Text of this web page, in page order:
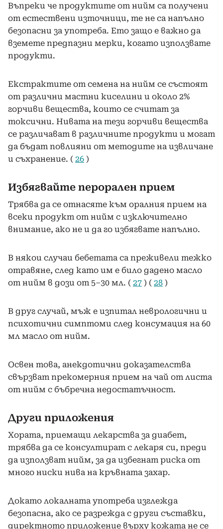
Въпреки че продуктите от нийм са получени
от естествени източници, те не са напълно
безопасни за употреба. Ето защо е важно да
вземете предпазни мерки, когато използвате
продукти.
Екстрактите от семена на нийм се състоят
от различни мастни киселини и около 2%
горчиви вещества, които се считат за
токсични. Нивата на тези горчиви вещества
се различават в различните продукти и могат
да бъдат повлияни от методите на извличане
и съхранение. ( 26 )
Избягвайте перорален прием
Трябва да се отнасяте към оралния прием на
всеки продукт от нийм с изключително
внимание, ако не и да го избягвате напълно.
В някои случаи бебетата са преживели тежко
отравяне, след като им е било дадено масло
от нийм в дози от 5–30 мл. ( 27 ) ( 28 )
В друг случай, мъж е изпитал неврологични и
психотични симптоми след консумация на 60
мл масло от нийм.
Освен това, анекдотични доказателства
свързват прекомерния прием на чай от листа
от нийм с бъбречна недостатъчност.
Други приложения
Хората, приемащи лекарства за диабет,
трябва да се консултират с лекаря си, преди
да използват нийм, за да избегнат риска от
много ниски нива на кръвната захар.
Докато локалната употреба изглежда
безопасна, ако се разрежда с други съставки,
директното приложение върху кожата не се